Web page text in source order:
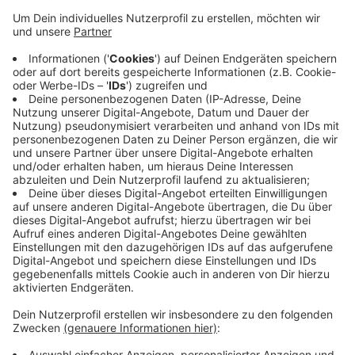
Anzeige
Arbeiter sorgen noch für Licht. Außerdem fehlen noch
Schilder und ein Zaun. Der soll verhindern, dass
Autofahrer an einer abschüssigen Stelle über die
Kante fahren. Am Montag in einer Woche (20.5.) will
die Gemeinde den Parkplatz freigeben. Über 20 neue
Parkplätze stehen Ihnen dann auf der früheren
Gartenfläche zur Verfügung. Der liegt auch günstig für
Besucher des Ortskerns und des Sportplatzes.
Anzeige